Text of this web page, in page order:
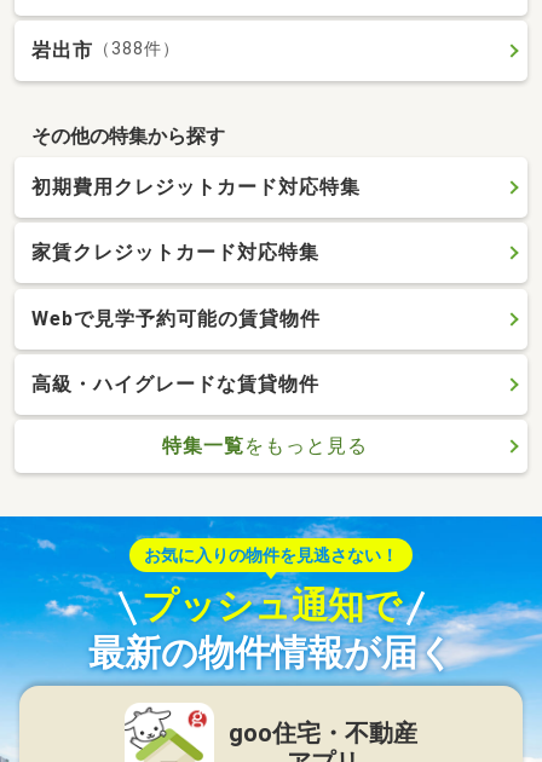
岩出市 （388件）
その他の特集から探す
初期費用クレジットカード対応特集
家賃クレジットカード対応特集
Webで見学予約可能の賃貸物件
高級・ハイグレードな賃貸物件
特集一覧をもっと見る
お気に入りの物件を見逃さない！
プッシュ通知で
最新の物件情報が届く
goo住宅・不動産